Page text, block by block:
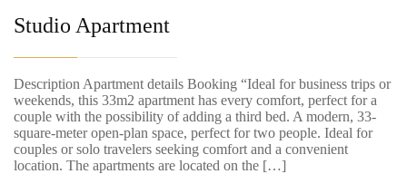
Studio Apartment
Description Apartment details Booking “Ideal for business trips or
weekends, this 33m2 apartment has every comfort, perfect for a
couple with the possibility of adding a third bed. A modern, 33-
square-meter open-plan space, perfect for two people. Ideal for
couples or solo travelers seeking comfort and a convenient
location. The apartments are located on the […]